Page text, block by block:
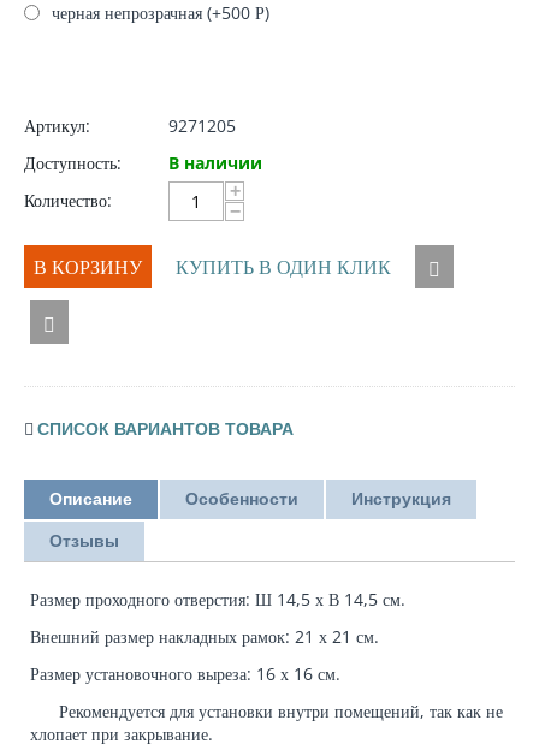
черная непрозрачная (+500 Р)
Артикул:
9271205
Доступность:
В наличии
Количество:
+
−
В КОРЗИНУ КУПИТЬ В ОДИН КЛИК
СПИСОК ВАРИАНТОВ ТОВАРА
Описание Особенности Инструкция
Отзывы
Размер проходного отверстия: Ш 14,5 х В 14,5 см.
Внешний размер накладных рамок: 21 х 21 см.
Размер установочного выреза: 16 х 16 см.
Рекомендуется для установки внутри помещений, так как не
хлопает при закрывание.